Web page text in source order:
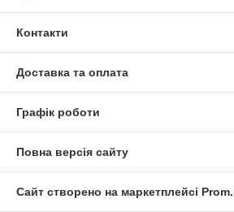
Контакти
Доставка та оплата
Графік роботи
Повна версія сайту
Сайт створено на маркетплейсі